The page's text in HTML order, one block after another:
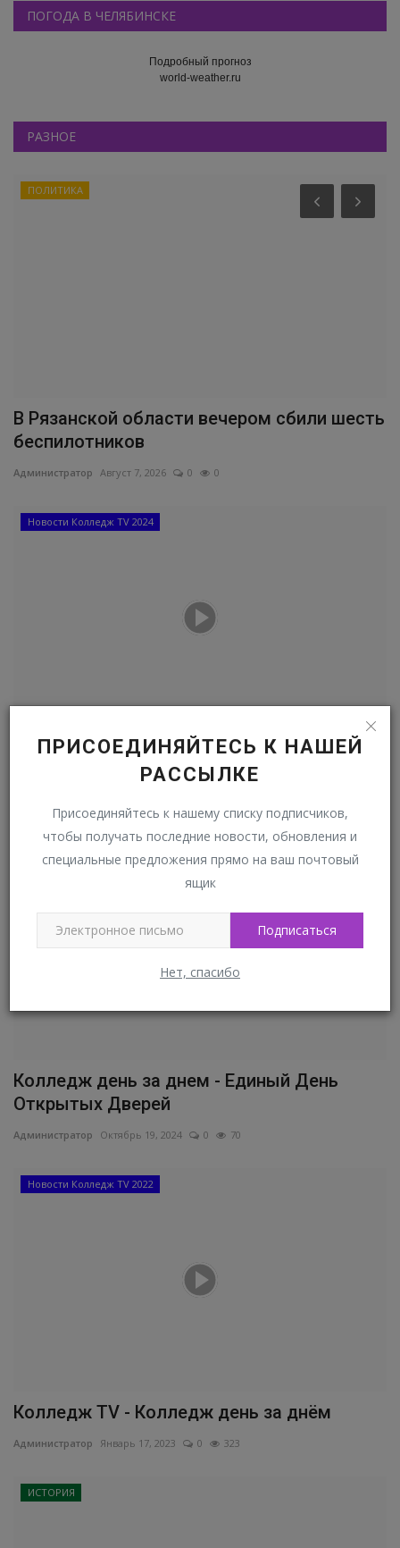
ПРИСОЕДИНЯЙТЕСЬ К НАШЕЙ
РАССЫЛКЕ
Присоединяйтесь к нашему списку подписчиков,
чтобы получать последние новости, обновления и
специальные предложения прямо на ваш почтовый
ящик
Подписаться
Нет, спасибо
ПОГОДА В ЧЕЛЯБИНСКЕ
Подробный прогноз
world-weather.ru
РАЗНОЕ
ПОЛИТИКА
В Рязанской области вечером сбили шесть
беспилотников
Администратор Август 7, 2026 0 0
Новости Колледж TV 2024
Конкурс профессионального мастерства
Колледж день за днем - Единый День
Открытых Дверей
Администратор Октябрь 19, 2024 0 70
Новости Колледж TV 2022
Колледж ТV - Колледж день за днём
Администратор Январь 17, 2023 0 323
ИСТОРИЯ